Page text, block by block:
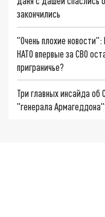
закончились
"Очень плохие
НАТО впервые за СВО
приграничье?
Три главных инсайда
"генерала